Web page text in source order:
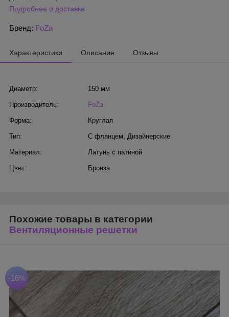
Подробнее о доставке
Бренд: FoZa
Характеристики Описание Отзывы
Диаметр: 150 мм
Производитель: FoZa
Форма: Круглая
Тип: С фланцем, Дизайнерские
Материал: Латунь с патиной
Цвет: Бронза
Похожие товары в категории
Вентиляционные решетки
-16%